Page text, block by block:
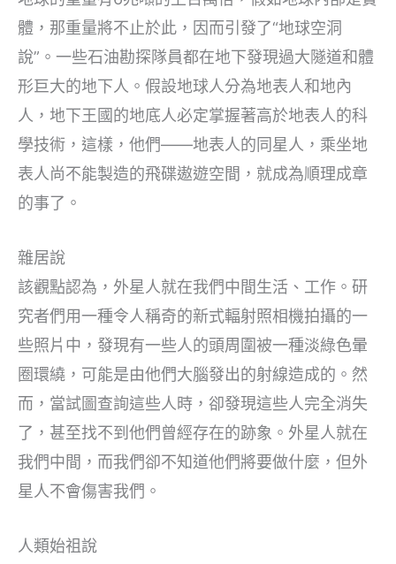
體，那重量將不止於此，因而引發了“地球空洞
說”。一些石油勘探隊員都在地下發現過大隧道和體
形巨大的地下人。假設地球人分為地表人和地內
人，地下王國的地底人必定掌握著高於地表人的科
學技術，這樣，他們——地表人的同星人，乘坐地
表人尚不能製造的飛碟遨遊空間，就成為順理成章
的事了。
雜居說
該觀點認為，外星人就在我們中間生活、工作。研
究者們用一種令人稱奇的新式輻射照相機拍攝的一
些照片中，發現有一些人的頭周圍被一種淡綠色暈
圈環繞，可能是由他們大腦發出的射線造成的。然
而，當試圖查詢這些人時，卻發現這些人完全消失
了，甚至找不到他們曾經存在的跡象。外星人就在
我們中間，而我們卻不知道他們將要做什麼，但外
星人不會傷害我們。
人類始祖說